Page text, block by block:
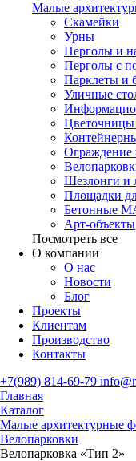
Малые
Скамейки
Урны
Перголы и
Перголы с
Парклеты и
Уличные
Цветочницы
Ограждение
Шезлонги и
Площадки
Бетонные
Арт-объекты
Посмотреть все
О компании
О нас
Новости
Блог
Проекты
Клиентам
Производство
Контакты
+7(989) 814-69-79
Главная
Каталог
Малые архитектурные
Велопарковки
Велопарковка «Тип 2»